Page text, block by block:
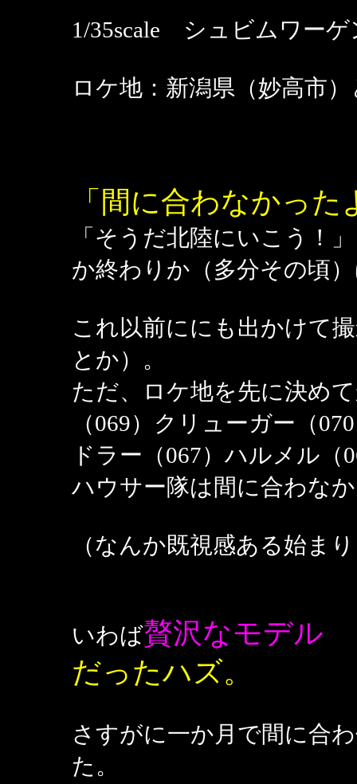
1/35scale シュビムワーゲ
ロケ地：新潟県（妙高市
「間に合わなかった
「そうだ北陸にいこう！
か終わりか（多分その頃
これ以前ににも出かけて
とか）。
ただ、ロケ地を先に決め
（069）クリューガー（
ドラー（067）ハルメル
ハウサー隊は間に合わな
（なんか既視感ある始ま
いわば贅沢なモデル
だったハズ。
さすがに一か月で間に合
た。